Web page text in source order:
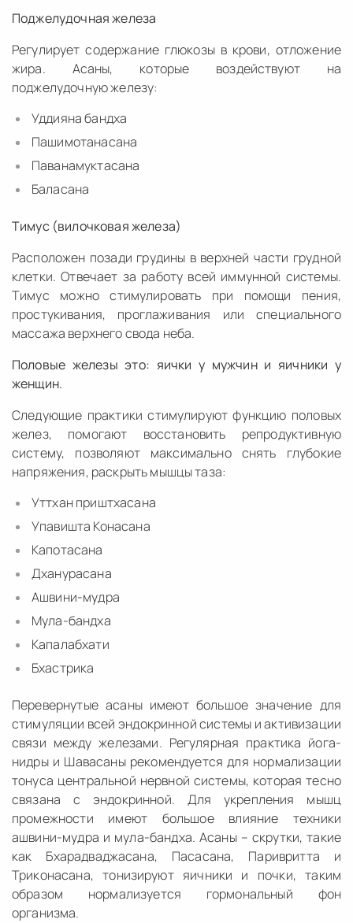
Поджелудочная железa
Регулирует содержание глюкозы в крови, отложение
жира. Асаны, которые воздействуют на
поджелудочную железу:
Уддияна бандха
Пашимотанасана
Паванамуктасана
Баласана
Тимус (вилочковая железа)
Расположен позади грудины в верхней части грудной
клетки. Отвечает за работу всей иммунной системы.
Тимус можно стимулировать при помощи пения,
простукивания, проглаживания или специального
массажа верхнего свода неба.
Половые железы это: яички у мужчин и яичники у
женщин.
Следующие практики стимулируют функцию половых
желез, помогают восстановить репродуктивную
систему, позволяют максимально снять глубокие
напряжения, раскрыть мышцы таза:
Уттхан приштхасана
Упавишта Конасана
Капотасана
Дханурасана
Ашвини-мудра
Мула-бандха
Капалабхати
Бхастрика
Перевернутые асаны имеют большое значение для
стимуляции всей эндокринной системы и активизации
связи между железами. Регулярная практика йога-
нидры и Шавасаны рекомендуется для нормализации
тонуса центральной нервной системы, которая тесно
связана с эндокринной. Для укрепления мышц
промежности имеют большое влияние техники
ашвини-мудра и мула-бандха. Асаны – скрутки, такие
как Бхарадваджасана, Пасасана, Паривритта и
Триконасана, тонизируют яичники и почки, таким
образом нормализуется гормональный фон
организма.